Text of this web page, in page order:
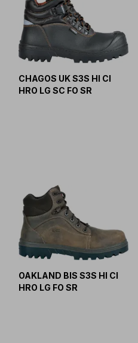
CHAGOS UK S3S HI CI
HRO LG SC FO SR
OAKLAND BIS S3S HI CI
HRO LG FO SR